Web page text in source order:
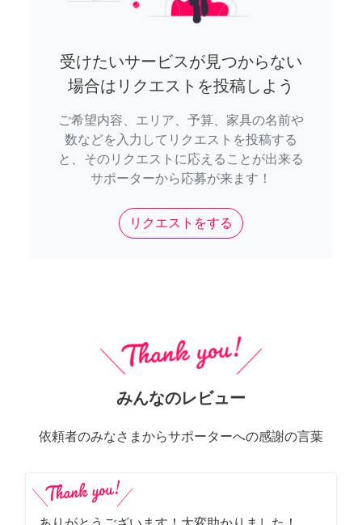
受けたいサービスが見つからない
場合はリクエストを投稿しよう
ご希望内容、エリア、予算、家具の名前や
数などを入力してリクエストを投稿する
と、そのリクエストに応えることが出来る
サポーターから応募が来ます！
リクエストをする
みんなのレビュー
依頼者のみなさまからサポーターへの感謝の言葉